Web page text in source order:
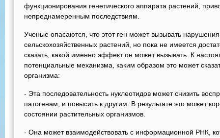
функционирования генетического аппарата растений,
непреднамеренным последствиям.
Ученые опасаются, что этот ген может вызывать
сельскохозяйственных растений, но пока не имеется
сказать, какой именно эффект он может вызывать. К
потенциальные механизма, каким образом это может
организма:
- Эта последовательность нуклеотидов может снизить
патогенам, и повысить к другим. В результате это может
состоянии растительных организмов.
- Она может взаимодействовать с информационной РНК,